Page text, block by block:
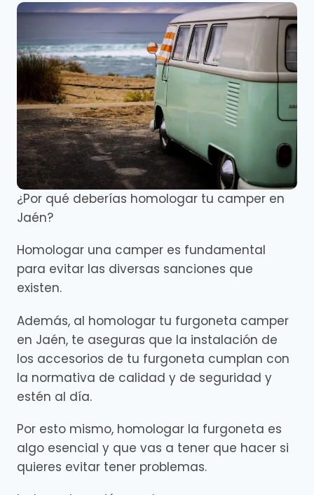
¿Por qué deberías homologar tu camper en
Jaén?
Homologar una camper es fundamental
para evitar las diversas sanciones que
existen.
Además, al homologar tu furgoneta camper
en Jaén, te aseguras que la instalación de
los accesorios de tu furgoneta cumplan con
la normativa de calidad y de seguridad y
estén al día.
Por esto mismo, homologar la furgoneta es
algo esencial y que vas a tener que hacer si
quieres evitar tener problemas.